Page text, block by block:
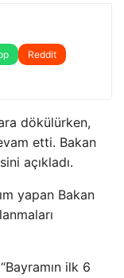
Reddit
dökülürken,
etti. Bakan
açıkladı.
yapan Bakan
ilk 6